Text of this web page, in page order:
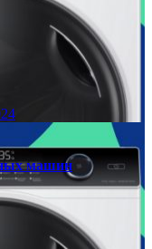
машин